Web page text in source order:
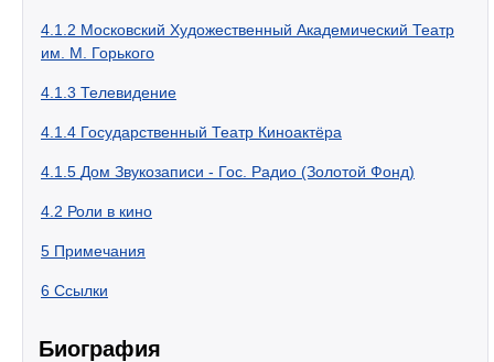
4.1.2 Московский Художественный Академический Театр
им. М. Горького
4.1.3 Телевидение
4.1.4 Государственный Театр Киноактёра
4.1.5 Дом Звукозаписи - Гос. Радио (Золотой Фонд)
4.2 Роли в кино
5 Примечания
6 Ссылки
Биография